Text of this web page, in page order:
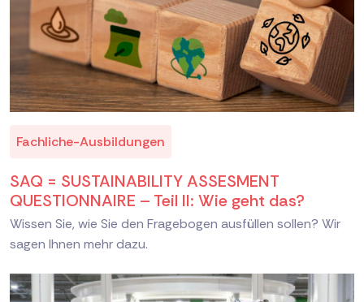
Fachliche-Ausbildungen
SAQ = SUSTAINABILITY ASSESMENT
QUESTIONNAIRE – Teil II: Wie geht das?
Wissen Sie, wie Sie den Fragebogen ausfüllen sollen? Wir
sagen Ihnen mehr dazu.